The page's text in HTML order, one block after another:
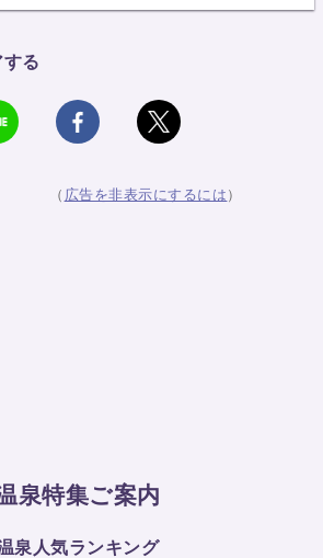
る
（ 広告を非表示にするには ）
泉特集ご案内
泉人気ランキング